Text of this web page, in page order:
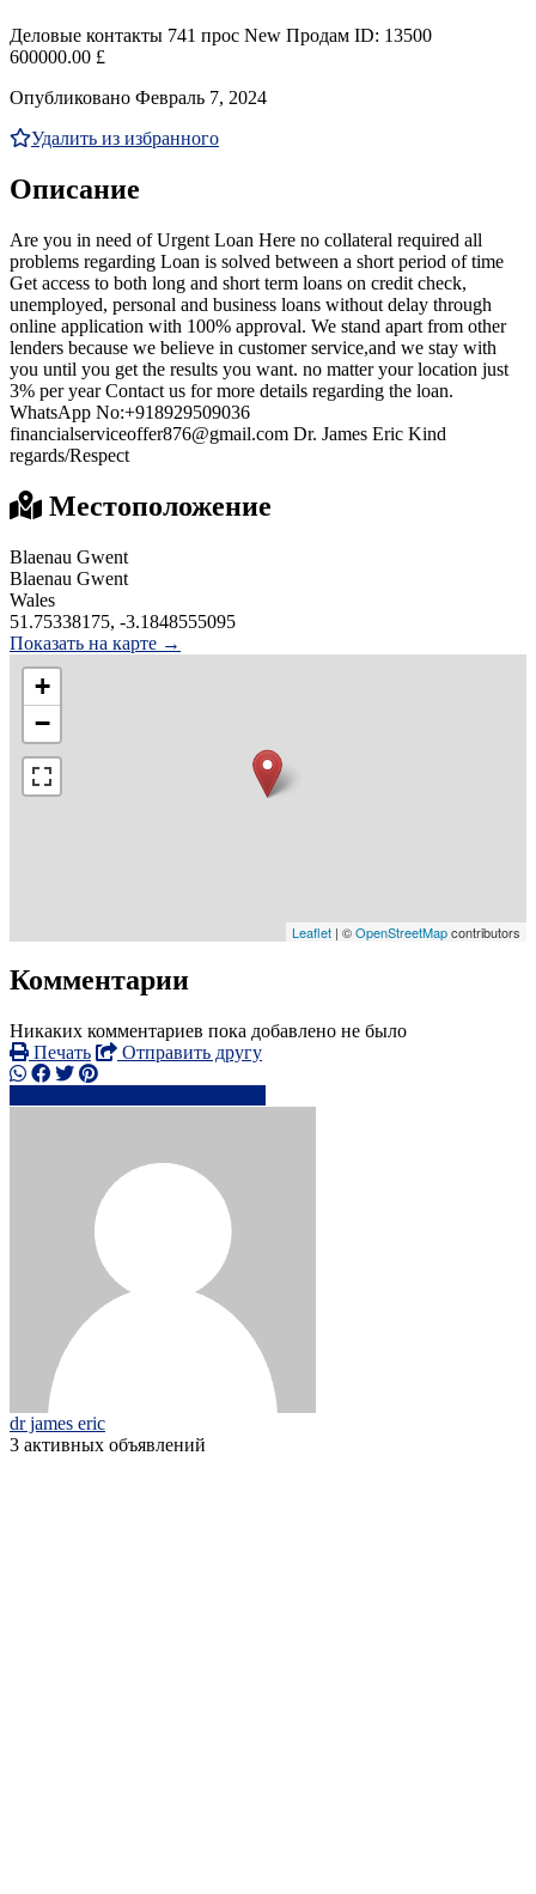
Деловые контакты 741 прос New Продам ID: 13500
600000.00 £
Опубликовано Февраль 7, 2024
Удалить из избранного
Описание
Are you in need of Urgent Loan Here no collateral required all
problems regarding Loan is solved between a short period of time
Get access to both long and short term loans on credit check,
unemployed, personal and business loans without delay through
online application with 100% approval. We stand apart from other
lenders because we believe in customer service,and we stay with
you until you get the results you want. no matter your location just
3% per year Contact us for more details regarding the loan.
WhatsApp No:+918929509036
financialserviceoffer876@gmail.com Dr. James Eric Kind
regards/Respect
Местоположение
Blaenau Gwent
Blaenau Gwent
Wales
51.75338175, -3.1848555095
Показать на карте →
+
−
Leaflet | ©OpenStreetMapcontributors
Комментарии
Никаких комментариев пока добавлено не было
Печать
Отправить другу
dr james eric
3 активных объявлений